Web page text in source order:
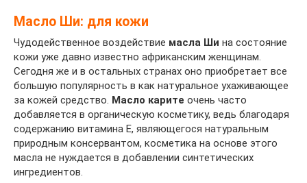
Масло Ши: для кожи
Чудодейственное воздействие масла Ши на состояние
кожи уже давно известно африканским женщинам.
Сегодня же и в остальных странах оно приобретает все
большую популярность в как натуральное ухаживающее
за кожей средство. Масло карите очень часто
добавляется в органическую косметику, ведь благодаря
содержанию витамина Е, являющегося натуральным
природным консервантом, косметика на основе этого
масла не нуждается в добавлении синтетических
ингредиентов.